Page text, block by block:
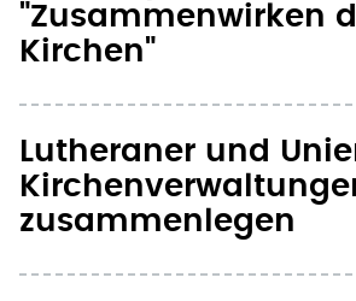
"Zusammenwirken
Kirchen"
Lutheraner und
zusammenlegen